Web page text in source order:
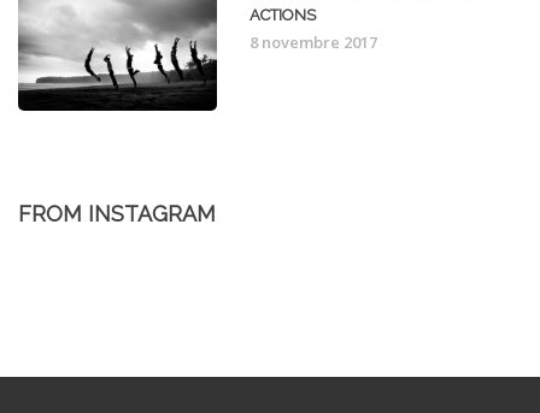
ACTIONS
8 novembre 2017
FROM INSTAGRAM